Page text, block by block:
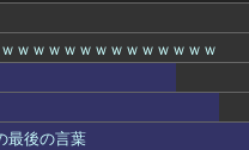
派なんday
Jミュージアム
るじゃんる
ンドの通り道
速-VIP
ｗｗｗｗｗｗｗｗｗｗｗｗｗ
最後の言葉